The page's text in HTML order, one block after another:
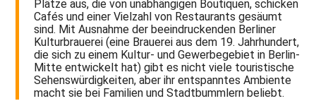
Plätze aus, die von unabhängigen Boutiquen, schicken
Cafés und einer Vielzahl von Restaurants gesäumt
sind. Mit Ausnahme der beeindruckenden Berliner
Kulturbrauerei (eine Brauerei aus dem 19. Jahrhundert,
die sich zu einem Kultur- und Gewerbegebiet in Berlin-
Mitte entwickelt hat) gibt es nicht viele touristische
Sehenswürdigkeiten, aber ihr entspanntes Ambiente
macht sie bei Familien und Stadtbummlern beliebt.